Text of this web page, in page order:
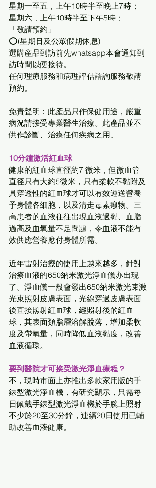
星期一至五，上午10時半至晚上7時；
星期六，上午10時半至下午5時；
「敬請預約」
⭕(星期日及公眾假期休息)
選購産品到訪前先whatsapp本會通知到
訪時間以便接待。
任何理療服務和病理評估諮詢服務敬請
預約。
免責聲明：此產品只作保健用途，嚴重
病況請接受專業醫生治療。此產品並不
供作診斷、治療任何疾病之用。
10分鐘激活紅血球
健康的紅血球直徑約7 微米，但微血管
直徑只有大約5微米，只有柔軟不黏附及
具穿透性的紅血球才可以有效運送營養
予身體各細胞，以及清走毒素癈物。三
高患者的血液往往出現血液過黏、血脂
過高及血氧量不足問題，令血液不能有
效供應營養應付身體所需。
近年雷射治療的使用上越來越多，針對
治療血液的650納米激光淨血儀亦出現
了。淨血儀一般會發出650納米激光束激
光束照射皮膚表面，光線穿過皮膚表面
後直接照射紅血球，經照射後的紅血
球，其表面類脂層溶解脫落，增加柔軟
度及帶氧量，同時降低血液黏度，改善
血液循環。
要到醫院才可接受激光淨血療程？
不，現時市面上亦推出多款家用版的手
錶型激光淨血機，有研究顯示，只需每
日佩戴手錶型激光淨血機於手腕上照射
不少於20至30分鐘，連續20日使用已輔
助改善血液健康。